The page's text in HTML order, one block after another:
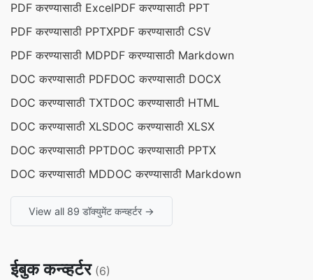
PDF करण्यासाठी ExcelPDF करण्यासाठी PPT
PDF करण्यासाठी PPTXPDF करण्यासाठी CSV
PDF करण्यासाठी MDPDF करण्यासाठी Markdown
DOC करण्यासाठी PDFDOC करण्यासाठी DOCX
DOC करण्यासाठी TXTDOC करण्यासाठी HTML
DOC करण्यासाठी XLSDOC करण्यासाठी XLSX
DOC करण्यासाठी PPTDOC करण्यासाठी PPTX
DOC करण्यासाठी MDDOC करण्यासाठी Markdown
View all 89 डॉक्युमेंट कन्व्हर्टर →
ईबुक कन्व्हर्टर (6)